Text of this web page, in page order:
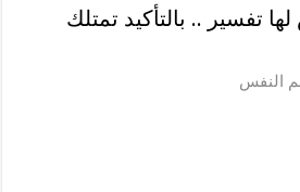
تفسير .. بالتأكيد تمتلك
النفس